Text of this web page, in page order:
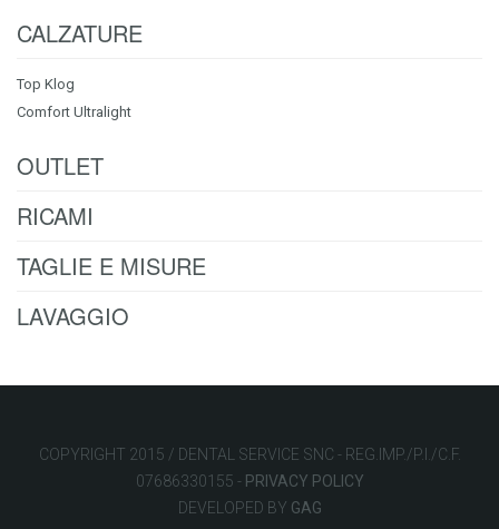
CALZATURE
Top Klog
Comfort Ultralight
OUTLET
RICAMI
TAGLIE E MISURE
LAVAGGIO
COPYRIGHT 2015 / DENTAL SERVICE SNC - REG.IMP./P.I./C.F.
07686330155 - PRIVACY POLICY
DEVELOPED BY GAG